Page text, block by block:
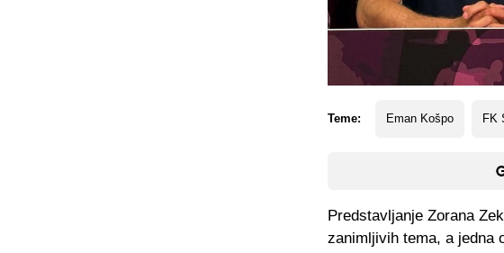
Teme: Eman Košpo FK
Predstavljanje Zorana
zanimljivih tema, a jedna